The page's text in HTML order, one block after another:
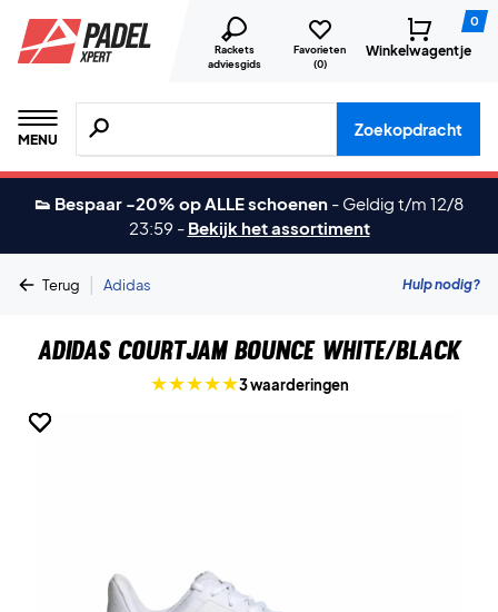
Rackets
adviesgids
Favorieten
(0)
0
Winkelwagentje
MENU
Zoeken naar producten, merken etc.
Zoekopdracht
👟 Bespaar -20% op ALLE schoenen - Geldig t/m 12/8
23:59 - Bekijk het assortiment
Terug | Adidas Hulp nodig?
Adidas CourtJam Bounce White/Black
3 waarderingen